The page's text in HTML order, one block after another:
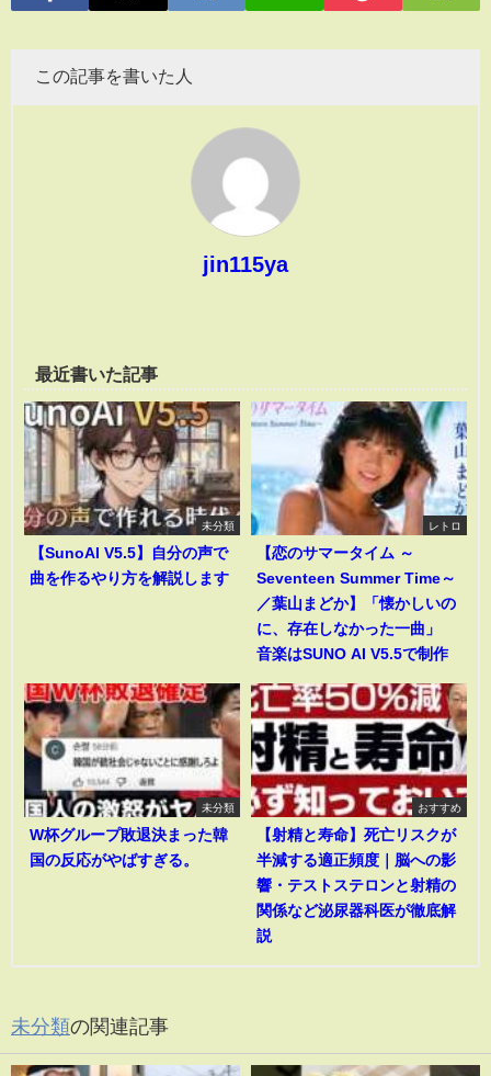
この記事を書いた人
jin115ya
最近書いた記事
未分類
【SunoAI V5.5】自分の声で
曲を作るやり方を解説します
レトロ
【恋のサマータイム ～
Seventeen Summer Time～
／葉山まどか】「懐かしいの
に、存在しなかった一曲」
音楽はSUNO AI V5.5で制作
未分類
W杯グループ敗退決まった韓
国の反応がやばすぎる。
おすすめ
【射精と寿命】死亡リスクが
半減する適正頻度｜脳への影
響・テストステロンと射精の
関係など泌尿器科医が徹底解
説
未分類の関連記事